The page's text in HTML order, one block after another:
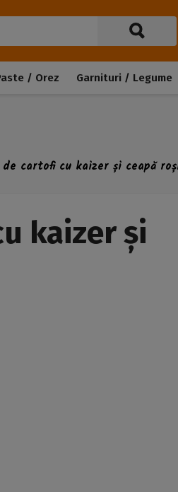
/ Orez Garnituri / Legume
cartofi cu kaizer și ceapă
kaizer și